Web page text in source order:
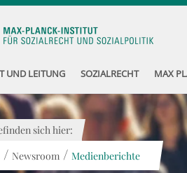
UND LEITUNG SOZIALRECHT MAX
sich hier:
/ Newsroom / Medienberichte